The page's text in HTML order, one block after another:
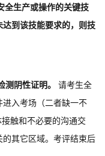
全生产或操作的关键技
到该技能要求的，则技
阴性证明。
请考生全
入考场（二者缺一不
触和不必要的沟通交
其它区域。考评结束后